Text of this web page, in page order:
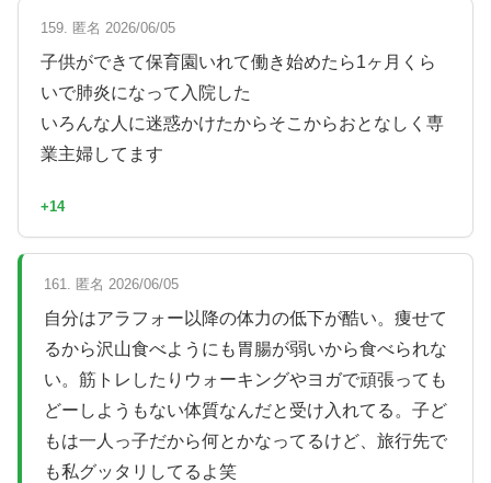
159. 匿名 2026/06/05
子供ができて保育園いれて働き始めたら1ヶ月くら
いで肺炎になって入院した
いろんな人に迷惑かけたからそこからおとなしく専
業主婦してます
+14
161. 匿名 2026/06/05
自分はアラフォー以降の体力の低下が酷い。痩せて
るから沢山食べようにも胃腸が弱いから食べられな
い。筋トレしたりウォーキングやヨガで頑張っても
どーしようもない体質なんだと受け入れてる。子ど
もは一人っ子だから何とかなってるけど、旅行先で
も私グッタリしてるよ笑